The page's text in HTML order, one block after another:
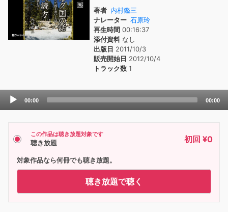
著者 内村鑑三
ナレーター 石原玲
再生時間 00:16:37
添付資料なし
出版日 2011/10/3
販売開始日 2012/10/4
トラック数 1
Audio
00:00 00:00
この作品は聴き放題対象です
聴き放題 初回 ¥0
対象作品なら何冊でも聴き放題。
聴き放題で聴く